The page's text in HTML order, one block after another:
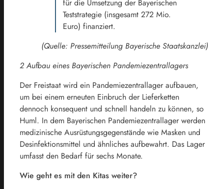
für die Umsetzung der Bayerischen
Teststrategie (insgesamt 272 Mio.
Euro) finanziert.
(Quelle: Pressemitteilung Bayerische Staatskanzlei)
2 Aufbau eines Bayerischen Pandemiezentrallagers
Der Freistaat wird ein Pandemiezentrallager aufbauen,
um bei einem erneuten Einbruch der Lieferketten
dennoch konsequent und schnell handeln zu können, so
Huml. In dem Bayerischen Pandemiezentrallager werden
medizinische Ausrüstungsgegenstände wie Masken und
Desinfektionsmittel und ähnliches aufbewahrt. Das Lager
umfasst den Bedarf für sechs Monate.
Wie geht es mit den Kitas weiter?